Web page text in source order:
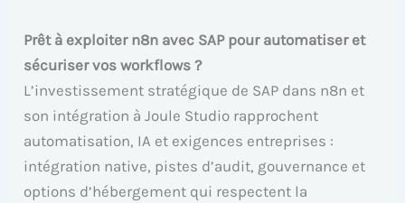
Prêt à exploiter n8n avec SAP pour automatiser et
sécuriser vos workflows ?
L’investissement stratégique de SAP dans n8n et
son intégration à Joule Studio rapprochent
automatisation, IA et exigences entreprises :
intégration native, pistes d’audit, gouvernance et
options d’hébergement qui respectent la